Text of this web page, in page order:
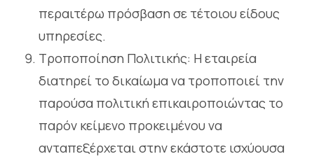
περαιτέρω πρόσβαση σε τέτοιου είδους
υπηρεσίες.
Τροποποίηση Πολιτικής: Η εταιρεία
διατηρεί το δικαίωμα να τροποποιεί την
παρούσα πολιτική επικαιροποιώντας το
παρόν κείμενο προκειμένου να
ανταπεξέρχεται στην εκάστοτε ισχύουσα